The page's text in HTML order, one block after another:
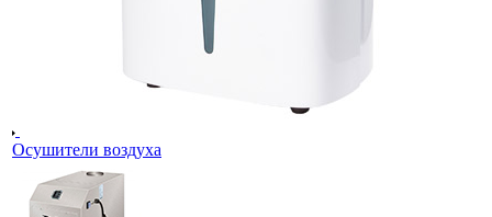
Осушители воздуха